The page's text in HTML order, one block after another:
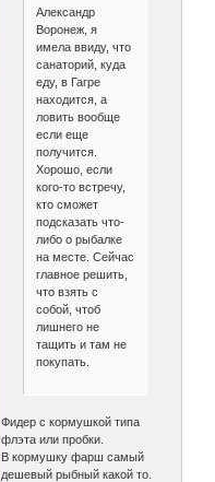
Александр
Воронеж, я
имела ввиду, что
санаторий, куда
еду, в Гагре
находится, а
ловить вообще
если еще
получится.
Хорошо, если
кого-то встречу,
кто сможет
подсказать что-
либо о рыбалке
на месте. Сейчас
главное решить,
что взять с
собой, чтоб
лишнего не
тащить и там не
покупать.
Фидер с кормушкой типа
флэта или пробки.
В кормушку фарш самый
дешевый рыбный какой то.